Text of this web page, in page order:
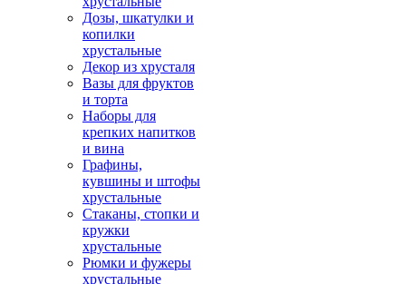
Дозы, шкатулки и
копилки
хрустальные
Декор из хрусталя
Вазы для фруктов
и торта
Наборы для
крепких напитков
и вина
Графины,
кувшины и штофы
хрустальные
Стаканы, стопки и
кружки
хрустальные
Рюмки и фужеры
хрустальные